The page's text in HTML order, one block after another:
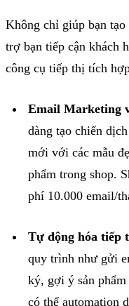
Không chỉ giúp bạn tạo
trợ bạn tiếp cận khách
công cụ tiếp thị tích
Email Marketing
dàng tạo chiến dịch
mới với các mẫu
phẩm trong shop.
phí 10.000 email/
Tự động hóa tiếp
quy trình như gửi
ký, gợi ý sản
có thể automation